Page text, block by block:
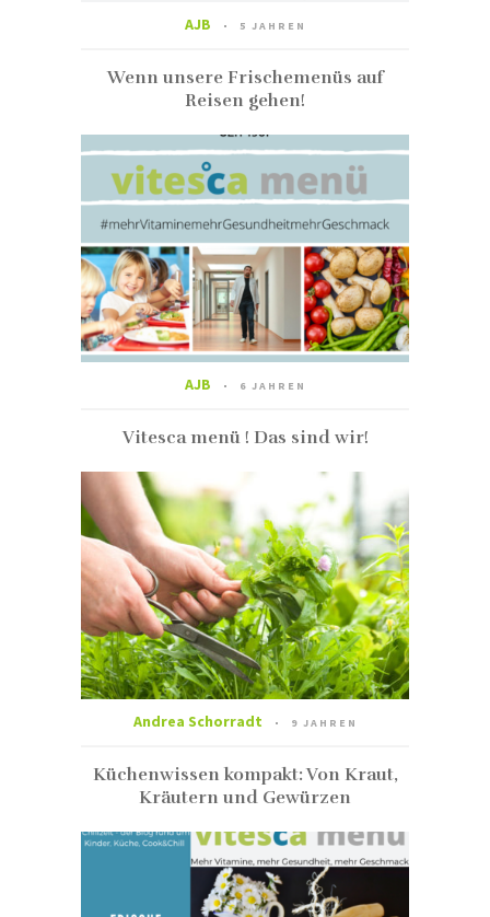
AJB 5 JAHREN
Wenn unsere Frischemenüs auf
Reisen gehen!
AJB 6 JAHREN
Vitesca menü ! Das sind wir!
Andrea Schorradt 9 JAHREN
Küchenwissen kompakt: Von Kraut,
Kräutern und Gewürzen